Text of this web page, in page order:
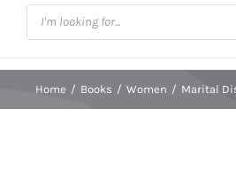
Products
search
Home / Books / Women / Marital